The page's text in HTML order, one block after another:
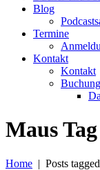
Blog
Termine
Kontakt
Kontakt
Maus Tag
Home | Posts